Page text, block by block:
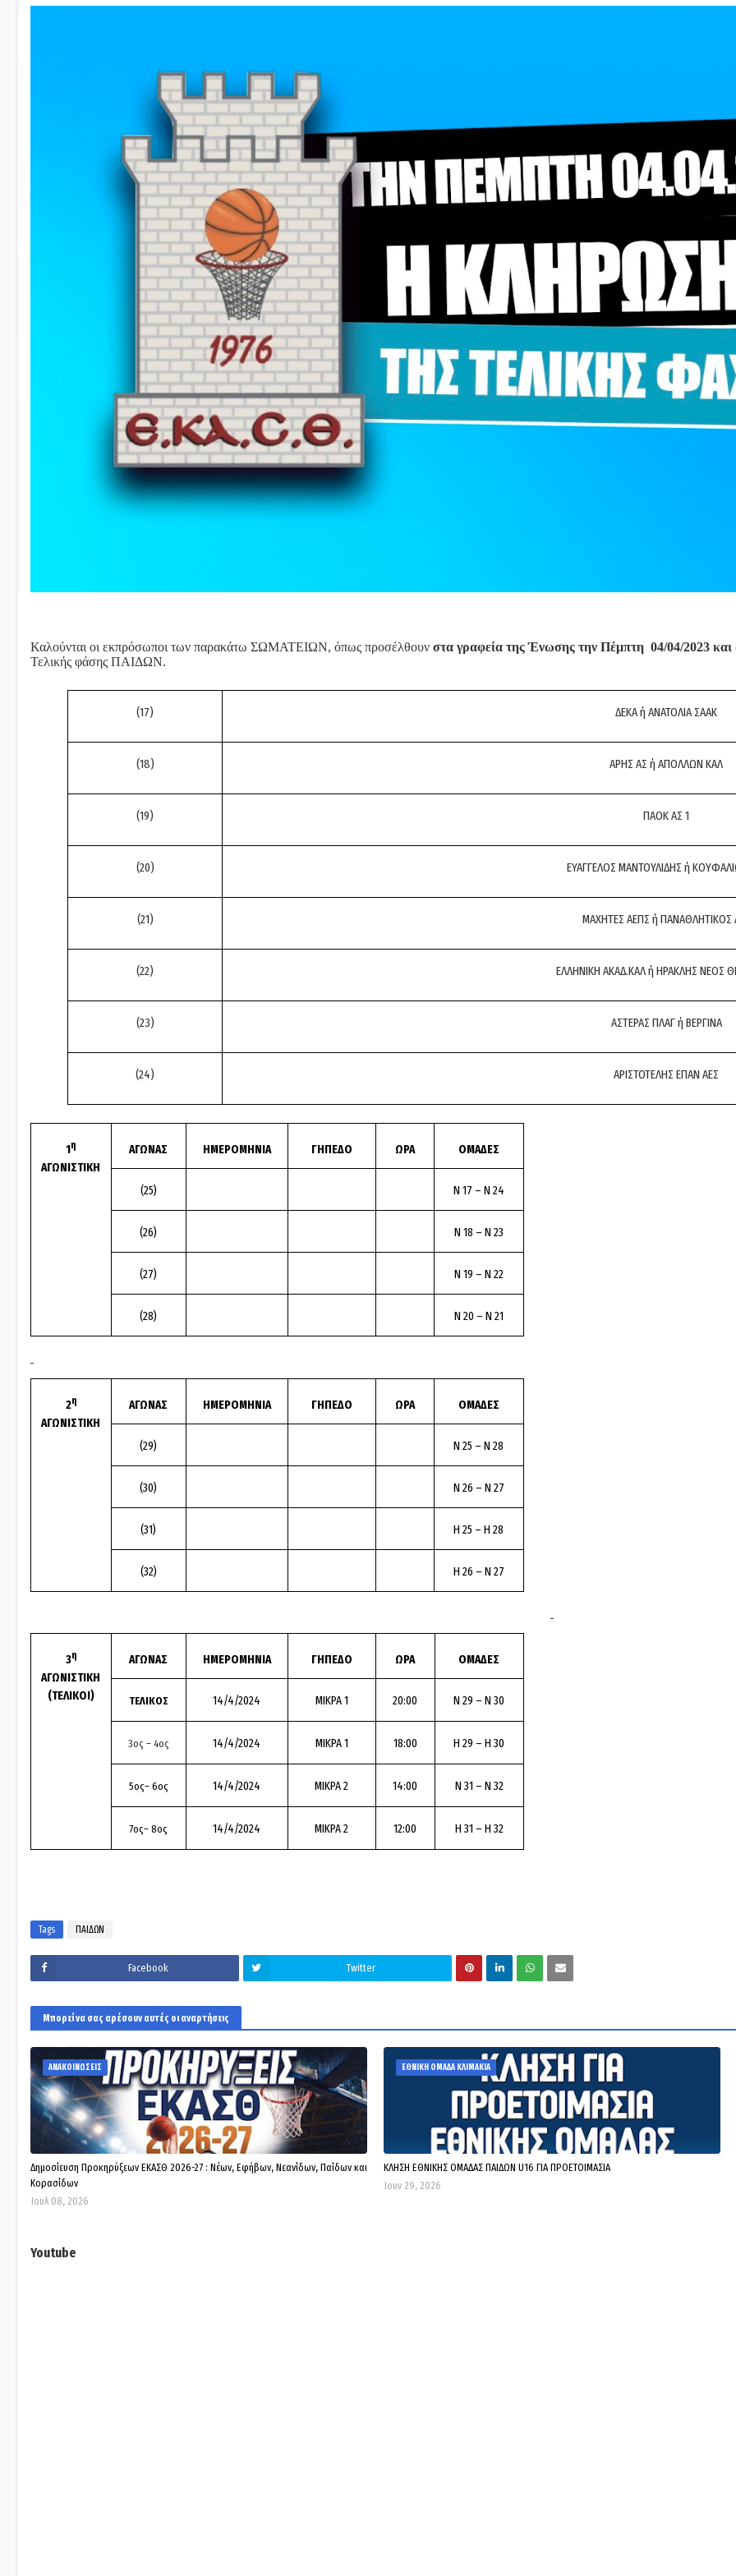
Καλούνται οι εκπρόσωποι των παρακάτω ΣΩΜΑΤΕΙΩΝ, όπως προσέλθουν στα γραφεία της Ένωσης την Πέμπτη 04/04/2023
Τελικής φάσης ΠΑΙΔΩΝ.
(17) ΔΕΚΑ ή ΑΝΑΤΟΛΙΑ ΣΑΑΚ
(18) ΑΡΗΣ ΑΣ ή ΑΠΟΛΛΩΝ ΚΑΛ
(19) ΠΑΟΚ ΑΣ 1
(20) ΕΥΑΓΓΕΛΟΣ ΜΑΝΤΟΥΛΙΔΗΣ ή
(21) ΜΑΧΗΤΕΣ ΑΕΠΣ ή ΠΑΝΑΘΛΗΤΙΚΟΣ
(22) ΕΛΛΗΝΙΚΗ ΑΚΑΔ.ΚΑΛ ή ΗΡΑΚΛΗΣ ΝΕΟΣ
(23) ΑΣΤΕΡΑΣ ΠΛΑΓ ή ΒΕΡΓΙΝΑ
(24) ΑΡΙΣΤΟΤΕΛΗΣ ΕΠΑΝ ΑΕΣ
1η
ΑΓΩΝΙΣΤΙΚΗ
ΑΓΩΝΑΣ ΗΜΕΡΟΜΗΝΙΑ ΓΗΠΕΔΟ ΩΡΑ ΟΜΑΔΕΣ
(25) Ν 17 – Ν 24
(26) Ν 18 – Ν 23
(27) Ν 19 – Ν 22
(28) Ν 20 – Ν 21
2η
ΑΓΩΝΙΣΤΙΚΗ
ΑΓΩΝΑΣ ΗΜΕΡΟΜΗΝΙΑ ΓΗΠΕΔΟ ΩΡΑ ΟΜΑΔΕΣ
(29) Ν 25 – Ν 28
(30) Ν 26 – Ν 27
(31) Η 25 – Η 28
(32) Η 26 – Ν 27
3η
ΑΓΩΝΙΣΤΙΚΗ
(ΤΕΛΙΚΟΙ)
ΑΓΩΝΑΣ ΗΜΕΡΟΜΗΝΙΑ ΓΗΠΕΔΟ ΩΡΑ ΟΜΑΔΕΣ
ΤΕΛΙΚΟΣ 14/4/2024 ΜΙΚΡΑ 1 20:00 Ν 29 – Ν 30
3ος – 4ος 14/4/2024 ΜΙΚΡΑ 1 18:00 Η 29 – Η 30
5ος– 6ος 14/4/2024 ΜΙΚΡΑ 2 14:00 Ν 31 – Ν 32
7ος– 8ος 14/4/2024 ΜΙΚΡΑ 2 12:00 Η 31 – Η 32
Tags ΠΑΙΔΩΝ
Facebook Twitter
Μπορεί να σας αρέσουν αυτές οι αναρτήσεις
ΑΝΑΚΟΙΝΩΣΕΙΣ
Δημοσίευση Προκηρύξεων ΕΚΑΣΘ 2026-27 : Νέων, Εφήβων, Νεανίδων, Παίδων και
Κορασίδων
Ιουλ 08, 2026
ΕΘΝΙΚΗ ΟΜΑΔΑ ΚΛΙΜΑΚΙΑ
ΚΛΗΣΗ ΕΘΝΙΚΗΣ ΟΜΑΔΑΣ ΠΑΙΔΩΝ U16 ΓΙΑ ΠΡΟΕΤΟΙΜΑΣΙΑ
Ιουν 29, 2026
Youtube